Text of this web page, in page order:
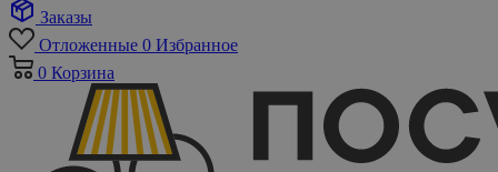
Заказы
Отложенные 0 Избранное
0 Корзина